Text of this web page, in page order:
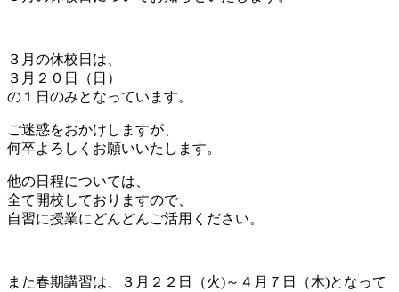
３月の休校日は、
３月２０日（日）
の１日のみとなっています。
ご迷惑をおかけしますが、
何卒よろしくお願いいたします。
他の日程については、
全て開校しておりますので、
自習に授業にどんどんご活用ください。
また春期講習は、３月２２日（火)～４月７日（木)となって